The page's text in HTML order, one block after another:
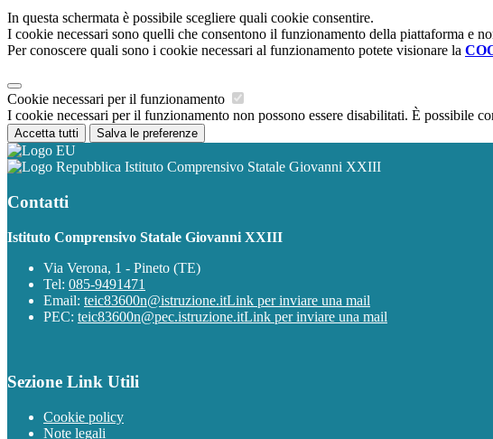
In questa schermata è possibile scegliere quali cookie consentire.
I cookie necessari sono quelli che consentono il funzionamento della piattaforma e
Per conoscere quali sono i cookie necessari al funzionamento potete visionare la
Cookie necessari per il funzionamento
I cookie necessari per il funzionamento non possono essere disabilitati. È possibile
Accetta tutti Salva le preferenze
Istituto Comprensivo Statale Giovanni XXIII
Contatti
Istituto Comprensivo Statale Giovanni XXIII
Via Verona, 1 - Pineto (TE)
Tel: 085-9491471
Email: teic83600n@istruzione.itLink per inviare una mail
PEC: teic83600n@pec.istruzione.itLink per inviare una mail
Sezione Link Utili
Cookie policy
Note legali